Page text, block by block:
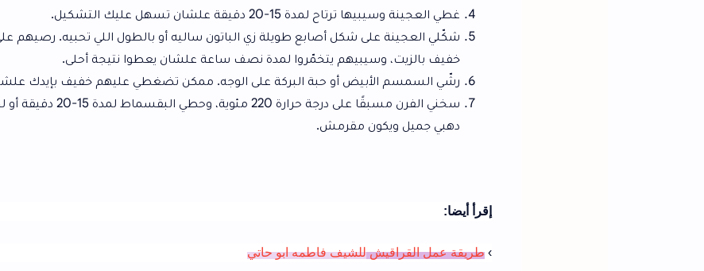
غطي العجينة وسيبيها ترتاح لمدة 15-20 دقيقة علشان تسهل عليك التشكيل.
شكّلي العجينة على شكل أصابع طويلة زي الباتون ساليه أو بالطول اللي تحبيه. رصيهم على صاج مدهون
خفيف بالزيت، وسيبيهم يتخمّروا لمدة نصف ساعة علشان يعطوا نتيجة أحلى.
رشّي السمسم الأبيض أو حبة البركة على الوجه. ممكن تضغطي عليهم خفيف بإيدك علشان يلزقوا كويس.
سخني الفرن مسبقًا على درجة حرارة 220 مئوية، وحطي البقسماط لمدة 15-20 دقيقة أو لحد ما ياخد لون
دهبي جميل ويكون مقرمش.
ريقة عمل القراقيشللشيف فاطمه ابو حاتي